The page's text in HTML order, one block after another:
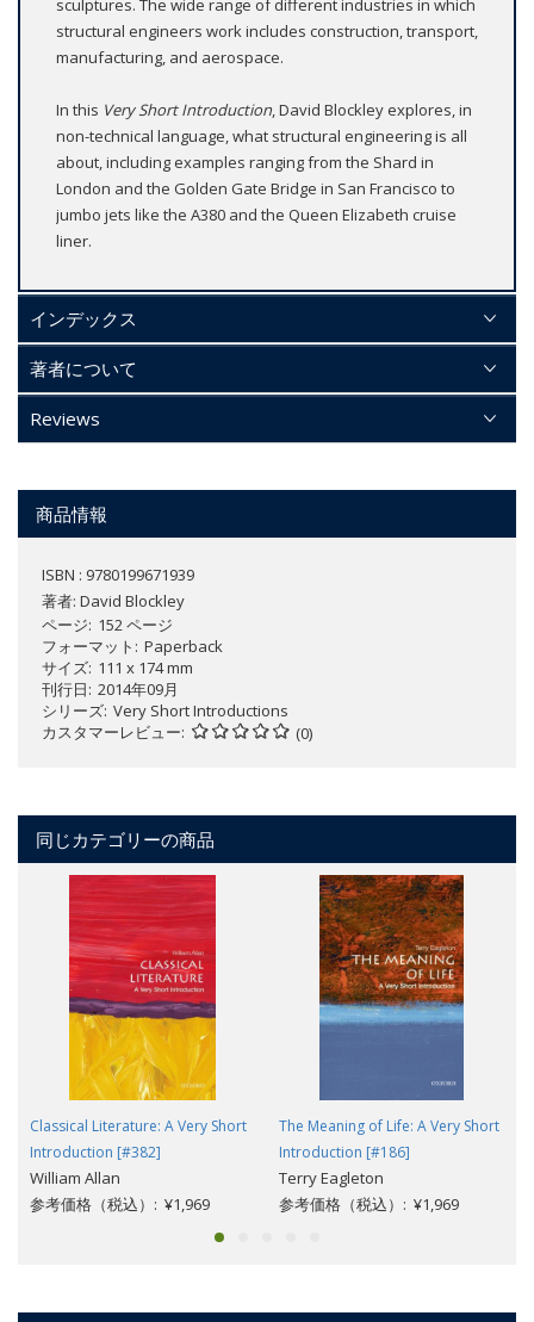
sculptures. The wide range of different industries in which
structural engineers work includes construction, transport,
manufacturing, and aerospace.
In this Very Short Introduction, David Blockley explores, in
non-technical language, what structural engineering is all
about, including examples ranging from the Shard in
London and the Golden Gate Bridge in San Francisco to
jumbo jets like the A380 and the Queen Elizabeth cruise
liner.
インデックス
著者について
Reviews
商品情報
ISBN : 9780199671939
著者: David Blockley
ページ 152 ページ
フォーマット
Paperback
サイズ 111 x 174 mm
刊行日 2014年09月
シリーズ Very Short Introductions
カスタマーレビュー
(0)
同じカテゴリーの商品
Classical Literature: A Very Short
Introduction [#382]
William Allan
参考価格（税込）: ¥1,969
The Meaning of Life: A Very Short
Introduction [#186]
Terry Eagleton
参考価格（税込）: ¥1,969